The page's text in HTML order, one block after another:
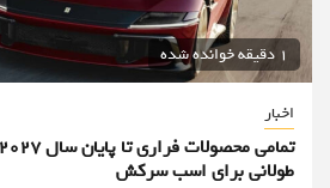
1 دقیقه خوانده شده
اخبار
طولانی برای اسب سرکش